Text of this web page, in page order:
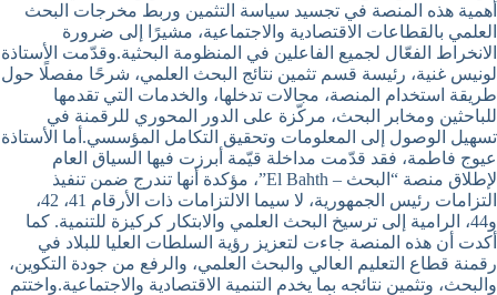
أهمية هذه المنصة في تجسيد سياسة التثمين وربط مخرجات البحث
العلمي بالقطاعات الاقتصادية والاجتماعية، مشيرًا إلى ضرورة
الانخراط الفعّال لجميع الفاعلين في المنظومة البحثية.وقدّمت الأستاذة
لونيس غنية، رئيسة قسم تثمين نتائج البحث العلمي، شرحًا مفصلًا حول
طريقة استخدام المنصة، مجالات تدخلها، والخدمات التي تقدمها
للباحثين ومخابر البحث، مركّزة على الدور المحوري للرقمنة في
تسهيل الوصول إلى المعلومات وتحقيق التكامل المؤسسي.أما الأستاذة
عيوج فاطمة، فقد قدّمت مداخلة قيّمة أبرزت فيها السياق العام
لإطلاق منصة “البحث – El Bahth”، مؤكدة أنها تندرج ضمن تنفيذ
التزامات رئيس الجمهورية، لا سيما الالتزامات ذات الأرقام 41، 42،
و44، الرامية إلى ترسيخ البحث العلمي والابتكار كركيزة للتنمية. كما
أكدت أن هذه المنصة جاءت لتعزيز رؤية السلطات العليا للبلاد في
رقمنة قطاع التعليم العالي والبحث العلمي، والرفع من جودة التكوين،
والبحث، وتثمين نتائجه بما يخدم التنمية الاقتصادية والاجتماعية.واختتم